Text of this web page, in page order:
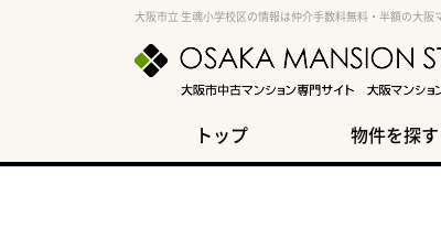
大阪市立 生魂小学校区の情報は仲介手数料無料・半額の大阪
トップ 物件を探す